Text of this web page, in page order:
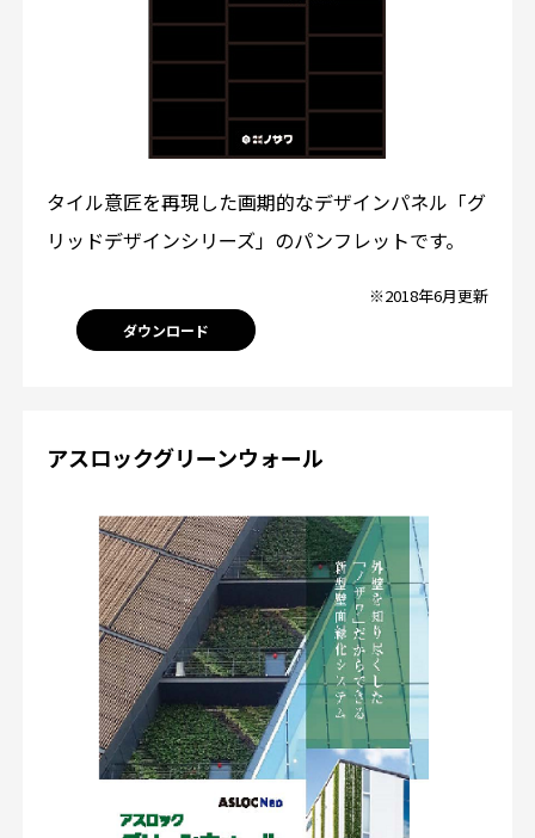
タイル意匠を再現した画期的なデザインパネル「グ
リッドデザインシリーズ」のパンフレットです。
※2018年6月更新
ダウンロード
アスロックグリーンウォール